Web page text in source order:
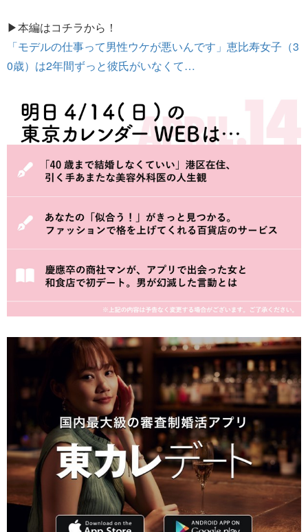
▶本編はコチラから！
「モデルの仕事って男性ウケが悪いんです」恵比寿女子（3
0歳）は2年間ずっと彼氏がいなくて…